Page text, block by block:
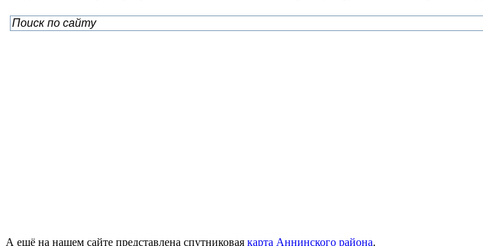
А ещё на нашем сайте представлена спутниковая карта Аннинского района.